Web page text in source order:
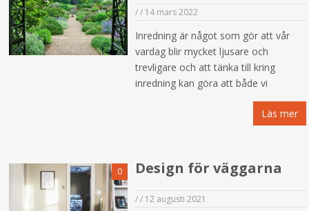
// 14 mars 2022
Inredning är något som gör att vår
vardag blir mycket ljusare och
trevligare och att tänka till kring
inredning kan göra att både vi
Läs mer
0 Design för väggarna
// 12 augusti 2021